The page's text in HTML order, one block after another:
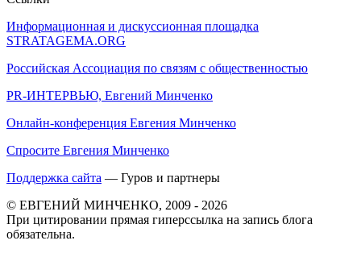
Информационная и дискуссионная площадка
STRATAGEMA.ORG
Российская Ассоциация по связям с общественностью
PR-ИНТЕРВЬЮ, Евгений Минченко
Онлайн-конференция Евгения Минченко
Спросите Евгения Минченко
Поддержка сайта — Гуров и партнеры
© ЕВГЕНИЙ МИНЧЕНКО, 2009 - 2026
При цитировании прямая гиперссылка на запись блога
обязательна.